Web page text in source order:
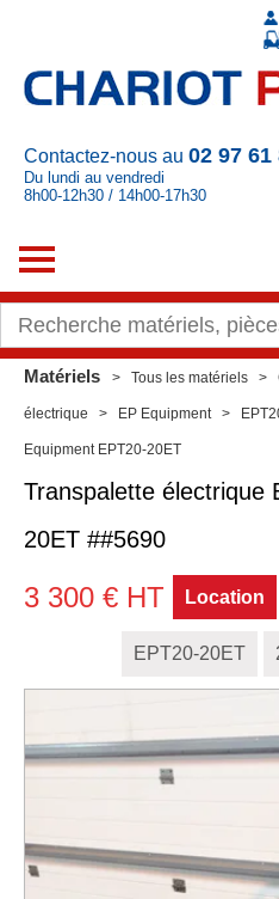
Contactez-nous au 02 97 61
Du lundi au vendredi
8h00-12h30 / 14h00-17h30
Matériels Tous les matériels
électrique EP Equipment
Equipment EPT20-20ET
Transpalette électrique
20ET ##5690
3 300 € HT Location
EPT20-20ET